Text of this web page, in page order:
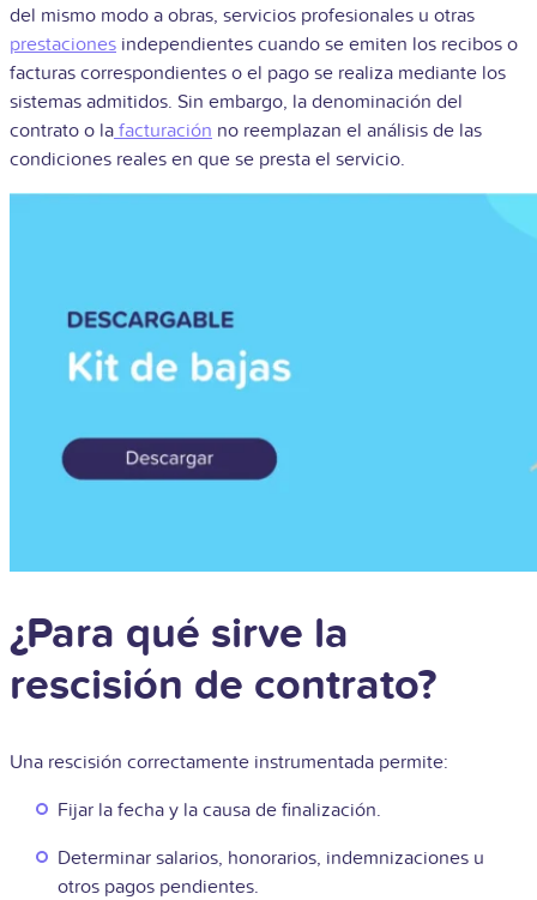
del mismo modo a obras, servicios profesionales u otras
prestaciones independientes cuando se emiten los recibos o
facturas correspondientes o el pago se realiza mediante los
sistemas admitidos. Sin embargo, la denominación del
contrato o la facturación no reemplazan el análisis de las
condiciones reales en que se presta el servicio.
¿Para qué sirve la
rescisión de contrato?
Una rescisión correctamente instrumentada permite:
Fijar la fecha y la causa de finalización.
Determinar salarios, honorarios, indemnizaciones u
otros pagos pendientes.